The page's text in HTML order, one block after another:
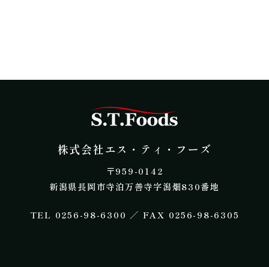
株式会社エス・ティ・フーズ
​〒959-0142
新潟県長岡市寺泊万善寺字潟畑830番地
​TEL 0256-98-6300 ／ FAX 0256-98-6305